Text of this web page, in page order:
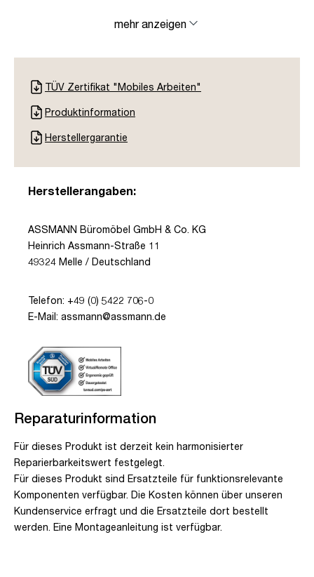
mehr anzeigen
TÜV Zertifikat "Mobiles Arbeiten"
Produktinformation
Herstellergarantie
Herstellerangaben:
ASSMANN Büromöbel GmbH & Co. KG
Heinrich Assmann-Straße 11
49324 Melle / Deutschland
Telefon: +49 (0) 5422 706-0
E-Mail: assmann@assmann.de
Reparaturinformation
Für dieses Produkt ist derzeit kein harmonisierter
Reparierbarkeitswert festgelegt.
Für dieses Produkt sind Ersatzteile für funktionsrelevante
Komponenten verfügbar. Die Kosten können über unseren
Kundenservice erfragt und die Ersatzteile dort bestellt
werden. Eine Montageanleitung ist verfügbar.